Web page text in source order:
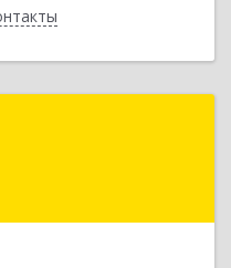
г. Алматы, ул.